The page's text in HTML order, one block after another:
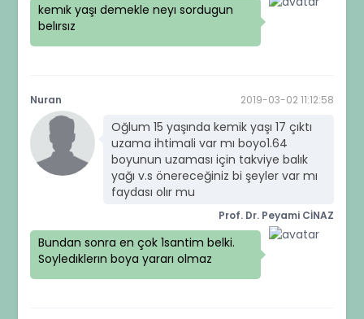
kemık yaşı demekle neyı sordugun
belırsız
Nuran 2019-03-02 11:12:58
Oğlum 15 yaşında kemik yaşı 17 çıktı
uzama ihtimali var mı boyo1.64
boyunun uzaması için takviye balık
yağı v.s önereceğiniz bi şeyler var mı
faydası olır mu
Prof. Dr. Peyami CİNAZ
Bundan sonra en çok 1santim belki.
Soyledıklerın boya yararı olmaz